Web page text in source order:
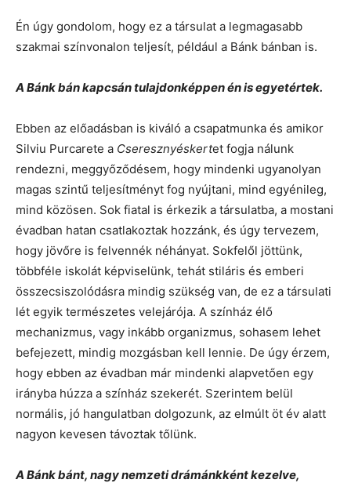
Én úgy gondolom, hogy ez a társulat a legmagasabb
szakmai színvonalon teljesít, például a Bánk bánban is.
A Bánk bán kapcsán tulajdonképpen én is egyetértek.
Ebben az előadásban is kiváló a csapatmunka és amikor
Silviu Purcarete a Cseresznyéskertet fogja nálunk
rendezni, meggyőződésem, hogy mindenki ugyanolyan
magas szintű teljesítményt fog nyújtani, mind egyénileg,
mind közösen. Sok fiatal is érkezik a társulatba, a mostani
évadban hatan csatlakoztak hozzánk, és úgy tervezem,
hogy jövőre is felvennék néhányat. Sokfelől jöttünk,
többféle iskolát képviselünk, tehát stiláris és emberi
összecsiszolódásra mindig szükség van, de ez a társulati
lét egyik természetes velejárója. A színház élő
mechanizmus, vagy inkább organizmus, sohasem lehet
befejezett, mindig mozgásban kell lennie. De úgy érzem,
hogy ebben az évadban már mindenki alapvetően egy
irányba húzza a színház szekerét. Szerintem belül
normális, jó hangulatban dolgozunk, az elmúlt öt év alatt
nagyon kevesen távoztak tőlünk.
A Bánk bánt, nagy nemzeti drámánkként kezelve,